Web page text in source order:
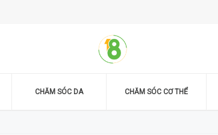
CHĂM SÓC DA CHĂM SÓC CƠ THỂ